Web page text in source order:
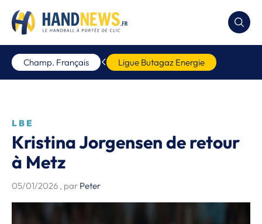
Champ. Français Ligue Butagaz Energie
LBE
Kristina Jorgensen de retour
à Metz
05/01/2026 , par Peter